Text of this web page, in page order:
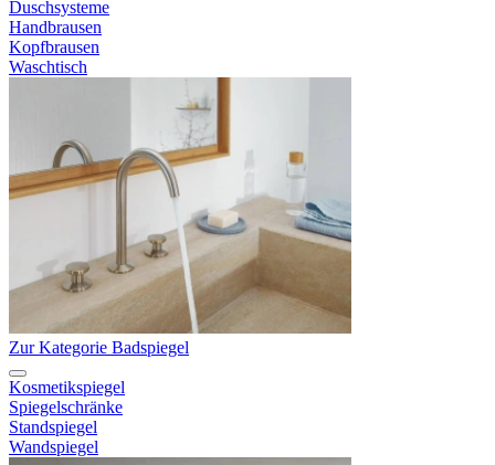
Duschsysteme
Handbrausen
Kopfbrausen
Waschtisch
Zur Kategorie Badspiegel
Kosmetikspiegel
Spiegelschränke
Standspiegel
Wandspiegel